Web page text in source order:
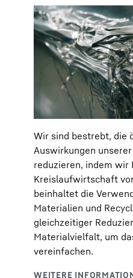
Wir sind bestrebt, die
Auswirkungen
reduzieren, indem wir
Kreislaufwirtschaft
beinhaltet die
Materialien und
gleichzeitiger
Materialvielfalt, um
vereinfachen.